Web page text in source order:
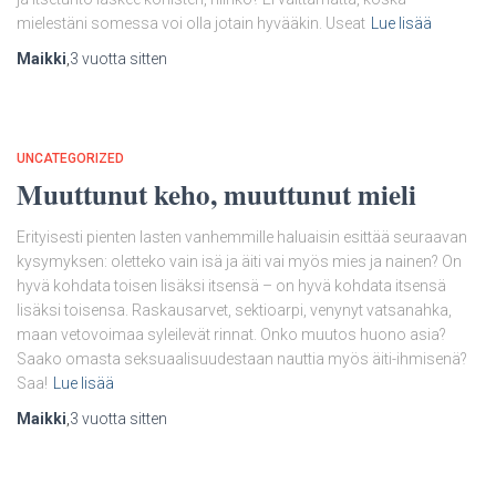
mielestäni somessa voi olla jotain hyvääkin. Useat
Lue lisää
Maikki 3 vuotta sitten
UNCATEGORIZED
Muuttunut keho, muuttunut mieli
Erityisesti pienten lasten vanhemmille haluaisin esittää seuraavan
kysymyksen: oletteko vain isä ja äiti vai myös mies ja nainen? On
hyvä kohdata toisen lisäksi itsensä – on hyvä kohdata itsensä
lisäksi toisensa. Raskausarvet, sektioarpi, venynyt vatsanahka,
maan vetovoimaa syleilevät rinnat. Onko muutos huono asia?
Saako omasta seksuaalisuudestaan nauttia myös äiti-ihmisenä?
Saa!
Lue lisää
Maikki 3 vuotta sitten